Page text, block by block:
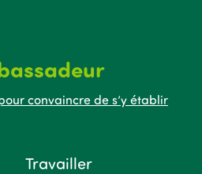
convaincre de s’y établir
Travailler